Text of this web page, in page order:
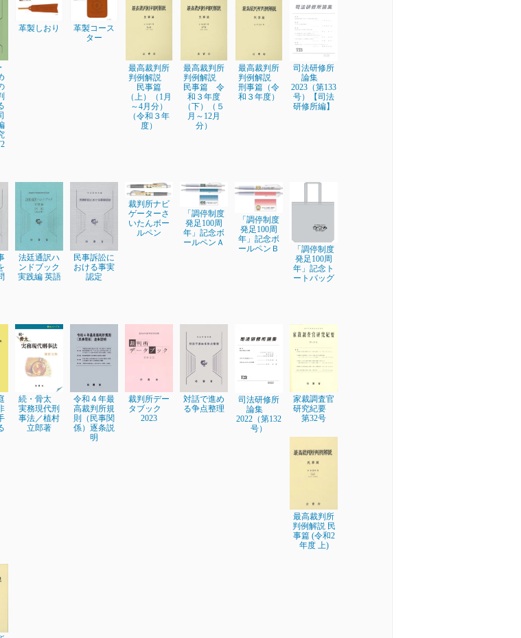
革製しおり
革製コース
ター
最高裁判所
判例解説
民事篇
（上）（1月
～4月分）
（令和３年
度）
最高裁判所
判例解説
民事篇 令
和３年度
（下）（５
月～12月
分）
最高裁判所
判例解説
刑事篇（令
和３年度）
司法研修所
論集
2023（第133
号）【司法
研修所編】
法廷通訳ハ
ンドブック
実践編 英語
民事訴訟に
おける事実
認定
裁判所ナビ
ゲーターさ
いたんボー
ルペン
「調停制度
発足100周
年」記念ボ
ールペンＡ
「調停制度
発足100周
年」記念ボ
ールペンＢ
「調停制度
発足100周
年」記念ト
ートバッグ
続・骨太
実務現代刑
事法／植村
立郎著
令和４年最
高裁判所規
則（民事関
係）逐条説
明
裁判所デー
タブック
2023
対話で進め
る争点整理
司法研修所
論集
2022（第132
号）
家裁調査官
研究紀要
第32号
最高裁判所
判例解説 民
事篇 (令和2
年度 上)